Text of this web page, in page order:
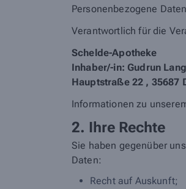
Personenbezogene
Verantwortlich für die
Schelde-Apotheke
Inhaber/-in: Gudrun
Hauptstraße 22 , 35687
Informationen zu
2. Ihre Rechte
Sie haben gegenüber
Daten:
Recht auf Auskunft;